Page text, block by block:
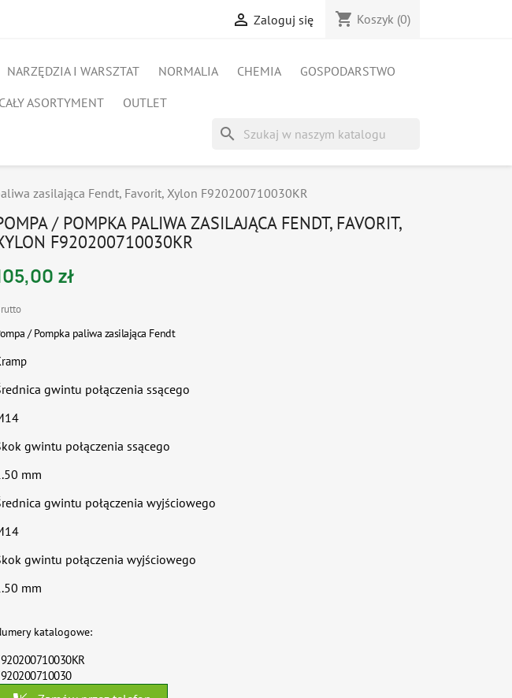
 Zaloguj się shopping_cart Koszyk (0)
NARZĘDZIA I WARSZTAT NORMALIA CHEMIA
GOSPODARSTWO
CAŁY ASORTYMENT OUTLET
search
zasilająca Fendt, Favorit, Xylon F920200710030KR
/ POMPKA PALIWA ZASILAJĄCA FENDT, FAVORIT,
F920200710030KR
zł
/ Pompka paliwa zasilająca Fendt
gwintu połączenia ssącego
gwintu połączenia ssącego
mm
gwintu połączenia wyjściowego
gwintu połączenia wyjściowego
mm
katalogowe: